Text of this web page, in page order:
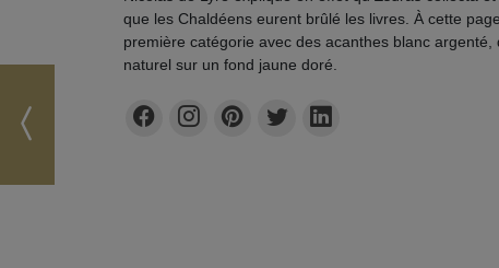
que les Chaldéens eurent brûlé les livres. À cette
première catégorie avec des acanthes blanc
naturel sur un fond jaune doré.